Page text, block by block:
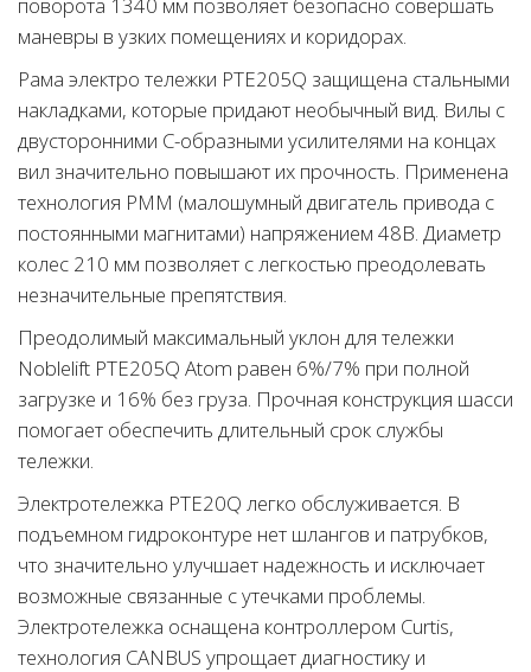
маневры в узких помещениях и коридорах.
Рама электро тележки PTE205Q защищена стальными
накладками, которые придают необычный вид. Вилы с
двусторонними С-образными усилителями на концах
вил значительно повышают их прочность. Применена
технология PMM (малошумный двигатель привода с
постоянными магнитами) напряжением 48В. Диаметр
колес 210 мм позволяет с легкостью преодолевать
незначительные препятствия.
Преодолимый максимальный уклон для тележки
Noblelift PTE205Q Atom равен 6%/7% при полной
загрузке и 16% без груза. Прочная конструкция шасси
помогает обеспечить длительный срок службы
тележки.
Электротележка PTE20Q легко обслуживается. В
подъемном гидроконтуре нет шлангов и патрубков,
что значительно улучшает надежность и исключает
возможные связанные с утечками проблемы.
Электротележка оснащена контроллером Curtis,
технология CANBUS упрощает диагностику и